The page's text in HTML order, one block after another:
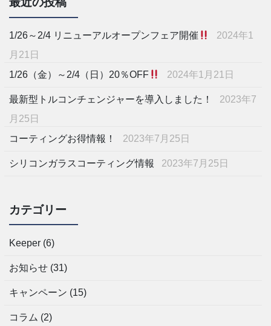
1/26～2/4 リニューアルオープンフェア開催
2024年1
月21日
1/26（金）～2/4（日）20％OFF
2024年1月21日
最新型トルコンチェンジャーを導入しました！
2023年7
月25日
コーティングお得情報！
2023年7月25日
シリコンガラスコーティング情報 2023年7月25日
カテゴリー
Keeper (6)
お知らせ (31)
キャンペーン (15)
コラム (2)